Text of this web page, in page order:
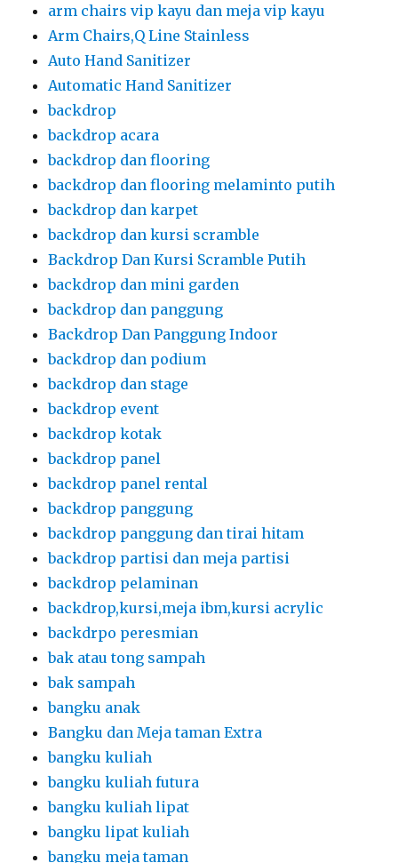
arm chairs vip kayu dan meja vip kayu
Arm Chairs,Q Line Stainless
Auto Hand Sanitizer
Automatic Hand Sanitizer
backdrop
backdrop acara
backdrop dan flooring
backdrop dan flooring melaminto putih
backdrop dan karpet
backdrop dan kursi scramble
Backdrop Dan Kursi Scramble Putih
backdrop dan mini garden
backdrop dan panggung
Backdrop Dan Panggung Indoor
backdrop dan podium
backdrop dan stage
backdrop event
backdrop kotak
backdrop panel
backdrop panel rental
backdrop panggung
backdrop panggung dan tirai hitam
backdrop partisi dan meja partisi
backdrop pelaminan
backdrop,kursi,meja ibm,kursi acrylic
backdrpo peresmian
bak atau tong sampah
bak sampah
bangku anak
Bangku dan Meja taman Extra
bangku kuliah
bangku kuliah futura
bangku kuliah lipat
bangku lipat kuliah
bangku meja taman